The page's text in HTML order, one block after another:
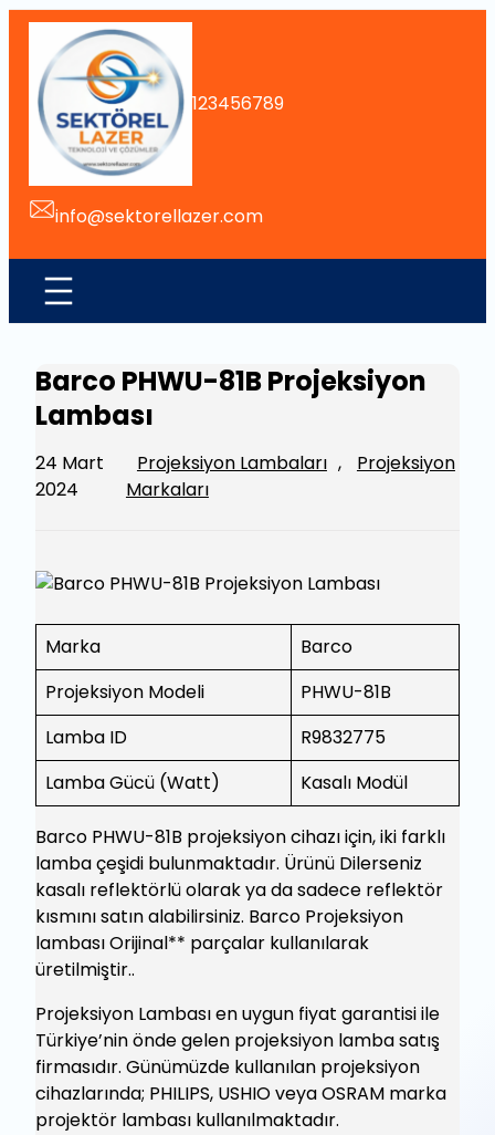
İçeriğe
123456789
info@sektorellazer.com
Barco PHWU-81B Projeksiyon
Lambası
24 Mart
2024
Projeksiyon Lambaları ,
Projeksiyon
Markaları
Marka
Barco
Projeksiyon Modeli
PHWU-81B
Lamba ID
R9832775
Lamba Gücü (Watt)
Kasalı Modül
Barco PHWU-81B projeksiyon cihazı için, iki farklı
lamba çeşidi bulunmaktadır. Ürünü Dilerseniz
kasalı reflektörlü olarak ya da sadece reflektör
kısmını satın alabilirsiniz. Barco Projeksiyon
lambası Orijinal** parçalar kullanılarak
üretilmiştir..
Projeksiyon Lambası en uygun fiyat garantisi ile
Türkiye’nin önde gelen projeksiyon lamba satış
firmasıdır. Günümüzde kullanılan projeksiyon
cihazlarında; PHILIPS, USHIO veya OSRAM marka
projektör lambası kullanılmaktadır.